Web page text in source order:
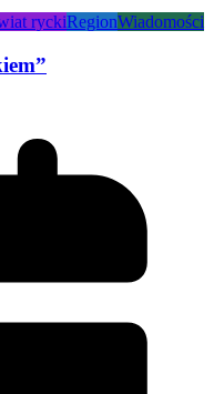
ryckiRegionWiadomości